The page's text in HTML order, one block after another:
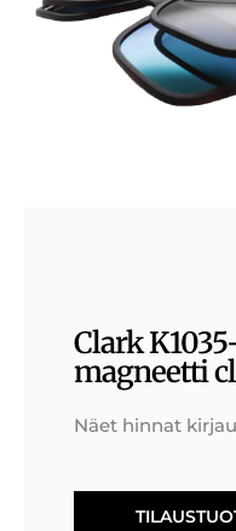
Clark
magneetti
Näet hinnat